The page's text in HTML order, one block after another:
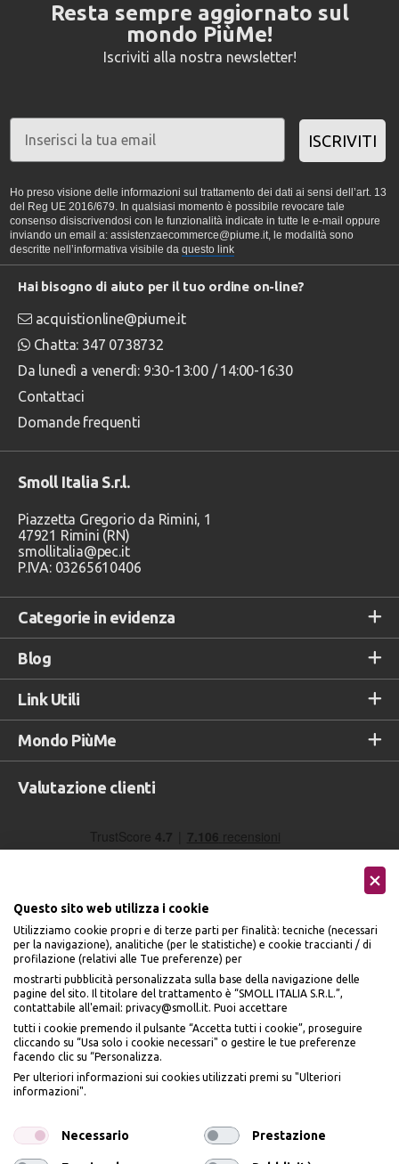
Resta sempre aggiornato sul
mondo PiùMe!
Iscriviti alla nostra newsletter!
ISCRIVITI
Ho preso visione delle informazioni sul trattamento dei dati ai sensi dell’art. 13
del Reg UE 2016/679. In qualsiasi momento è possibile revocare tale
consenso disiscrivendosi con le funzionalità indicate in tutte le e-mail oppure
inviando un email a: assistenzaecommerce@piume.it, le modalità sono
descritte nell’informativa visibile da questo link
Categorie in evidenza
Blog
Link Utili
Mondo PiùMe
Hai bisogno di aiuto per il tuo ordine on-line?
acquistionline@piume.it
Chatta: 347 0738732
Da lunedì a venerdì: 9:30-13:00 / 14:00-16:30
Contattaci
Domande frequenti
Smoll Italia S.r.l.
Piazzetta Gregorio da Rimini, 1
47921 Rimini (RN)
smollitalia@pec.it
P.IVA: 03265610406
Valutazione clienti
Accettiamo
Seguici sui social
Questo sito web utilizza i cookie
Utilizziamo cookie propri e di terze parti per finalità: tecniche (necessari
per la navigazione), analitiche (per le statistiche) e cookie traccianti / di
profilazione (relativi alle Tue preferenze) per
mostrarti pubblicità personalizzata sulla base della navigazione delle
pagine del sito. Il titolare del trattamento è “SMOLL ITALIA S.R.L.”,
contattabile all'email: privacy@smoll.it. Puoi accettare
tutti i cookie premendo il pulsante “Accetta tutti i cookie”, proseguire
cliccando su “Usa solo i cookie necessari" o gestire le tue preferenze
facendo clic su “Personalizza.
Per ulteriori informazioni sui cookies utilizzati premi su "Ulteriori
informazioni".
Necessario Prestazione
BENVENUTO DA
PIÙME
IL10% DI SCONTO